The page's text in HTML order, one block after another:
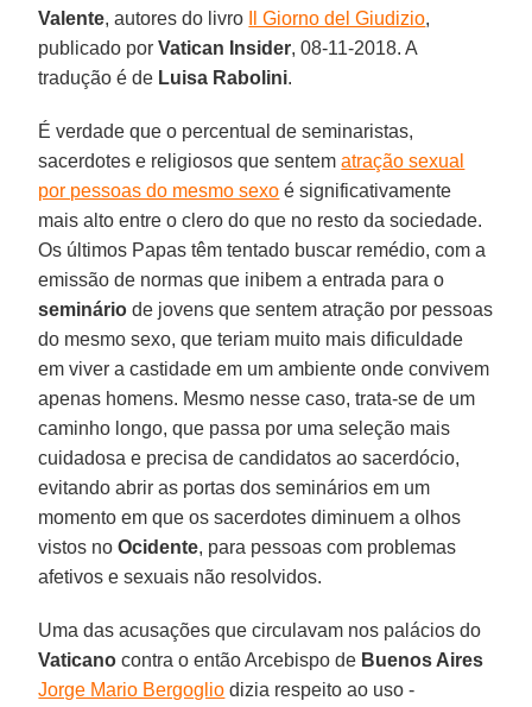
Valente, autores do livro Il Giorno del Giudizio,
publicado porVatican Insider, 08-11-2018. A
tradução é de Luisa Rabolini.
É verdade que o percentual de seminaristas,
sacerdotes e religiosos que sentematração sexual
por pessoas do mesmo sexo é significativamente
mais alto entre o clero do que no resto da sociedade.
Os últimos Papas têm tentado buscar remédio, com a
emissão de normas que inibem a entrada para o
seminário de jovens que sentem atração por pessoas
do mesmo sexo, que teriam muito mais dificuldade
em viver a castidade em um ambiente onde convivem
apenas homens. Mesmo nesse caso, trata-se de um
caminho longo, que passa por uma seleção mais
cuidadosa e precisa de candidatos ao sacerdócio,
evitando abrir as portas dos seminários em um
momento em que os sacerdotes diminuem a olhos
vistos noOcidente, para pessoas com problemas
afetivos e sexuais não resolvidos.
Uma das acusações que circulavam nos palácios do
Vaticano contra o então Arcebispo de Buenos Aires
Jorge Mario Bergoglio dizia respeito ao uso -